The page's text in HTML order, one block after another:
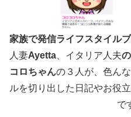
家族で発信ライフスタイル
人妻Ayetta 、イタリア人夫
コロちゃんの３人が、色ん
ルを切り出した日記やお役
で